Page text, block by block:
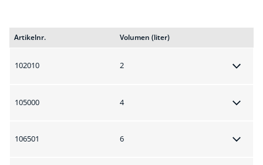
Artikelnr. Volumen (liter)
102010 2
105000 4
106501 6